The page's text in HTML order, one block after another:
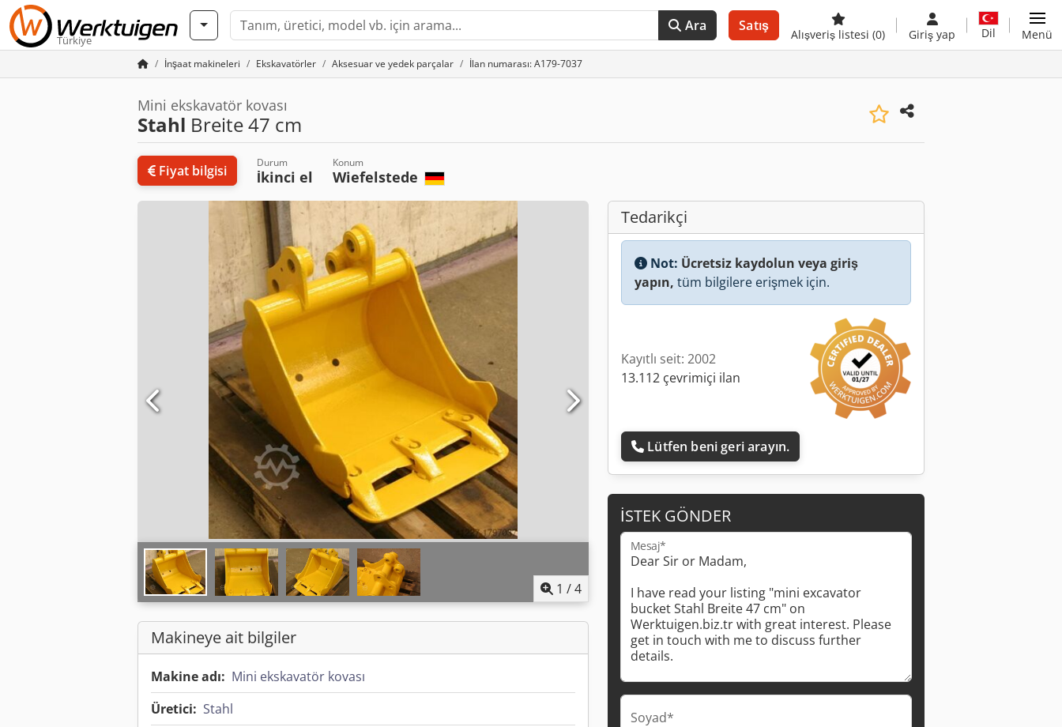
Türkiye
Ara Satış
Alışveriş listesi (0) Giriş yap Dil Menü
İnşaat makineleri Ekskavatörler Aksesuar ve yedek parçalar İlan numarası: A179-7037
Mini ekskavatör kovası
Stahl Breite 47 cm
Fiyat bilgisi Durum
İkinci el
Konum
Wiefelstede
1 /4
Makineye ait bilgiler
Makine adı: Mini ekskavatör kovası
Üretici: Stahl
Tedarikçi
Not: Ücretsiz kaydolun veya giriş
yapın, tüm bilgilere erişmek için.
Kayıtlı seit: 2002
13.112 çevrimiçi ilan
Lütfen beni geri arayın.
İSTEK GÖNDER
Mesaj*
Soyad*